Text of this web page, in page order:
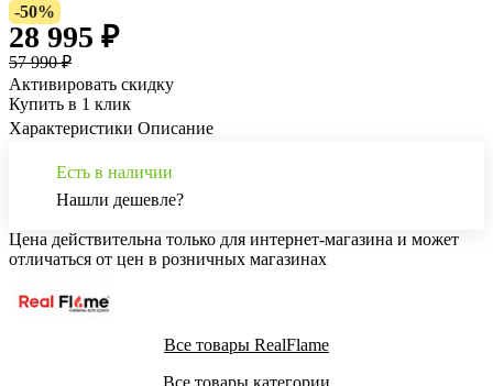
-50%
28 995 ₽
57 990 ₽
Активировать скидку
Купить в 1 клик
Характеристики Описание
Есть в наличии
Нашли дешевле?
Цена действительна только для интернет-магазина и может
отличаться от цен в розничных магазинах
Все товары RealFlame